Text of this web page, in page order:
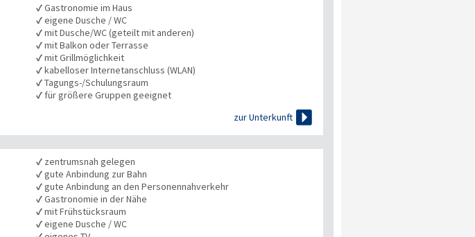
✓Gastronomie im Haus
✓eigene Dusche / WC
✓mit Dusche/WC (geteilt mit anderen)
✓mit Balkon oder Terrasse
✓mit Grillmöglichkeit
✓kabelloser Internetanschluss (WLAN)
✓Tagungs-/Schulungsraum
✓ für größere Gruppen geeignet
zur Unterkunft 
✓ zentrumsnah gelegen
✓gute Anbindung zur Bahn
✓gute Anbindung an den Personennahverkehr
✓Gastronomie in der Nähe
✓mit Frühstücksraum
✓eigene Dusche / WC